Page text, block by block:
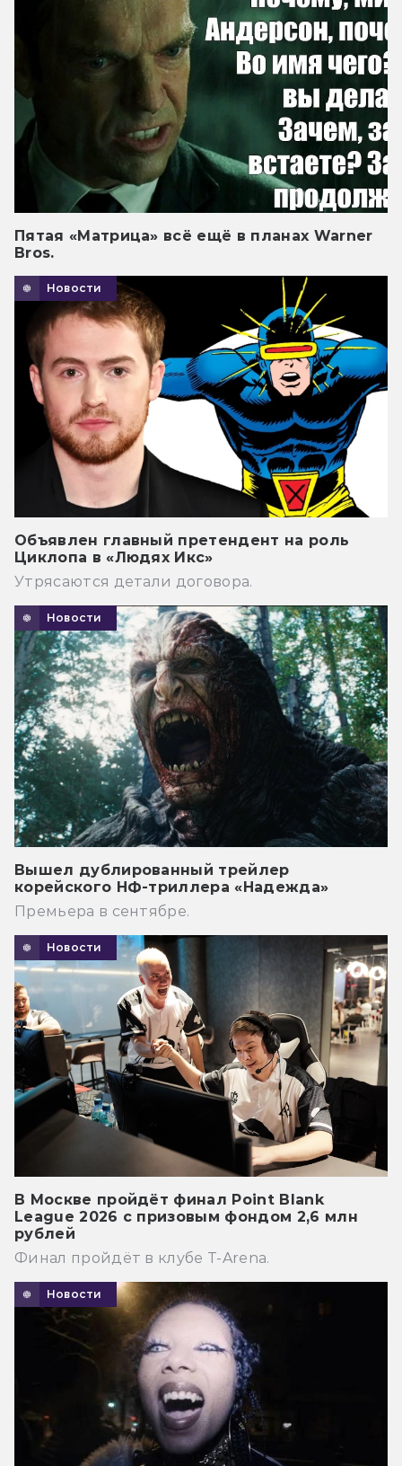
Пятая «Матрица» всё ещё в планах Warner
Bros.
Новости
Объявлен главный претендент на роль
Циклопа в «Людях Икс»
Утрясаются детали договора.
Новости
Вышел дублированный трейлер
корейского НФ-триллера «Надежда»
Премьера в сентябре.
Новости
В Москве пройдёт финал Point Blank
League 2026 с призовым фондом 2,6 млн
рублей
Финал пройдёт в клубе T-Arena.
Новости